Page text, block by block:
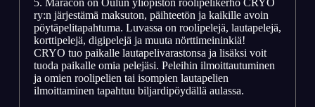
ry:n järjestämä maksuton, päihteetön ja kaikille avoin
pöytäpelitapahtuma. Luvassa on roolipelejä, lautapelejä,
korttipelejä, digipelejä ja muuta nörttimeininkiä!
CRYO tuo paikalle lautapelivarastonsa ja lisäksi voit
tuoda paikalle omia pelejäsi. Peleihin ilmoittautuminen
ja omien roolipelien tai isompien lautapelien
ilmoittaminen tapahtuu biljardipöydällä aulassa.